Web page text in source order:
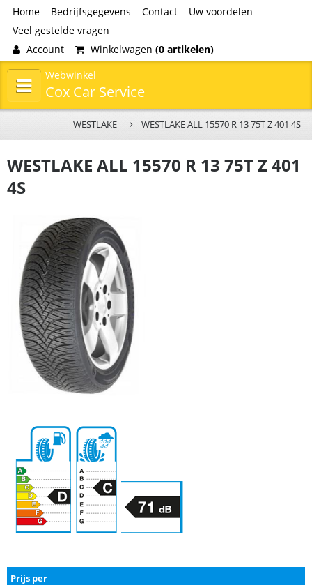
Home Bedrijfsgegevens Contact
Uw voordelen
Veel gestelde vragen
Account
Winkelwagen (0 artikelen)
Webwinkel
Cox Car Service
WESTLAKE WESTLAKE ALL 15570 R 13 75T Z 401 4S
WESTLAKE ALL 15570 R 13 75T Z 401
4S
Prijs per